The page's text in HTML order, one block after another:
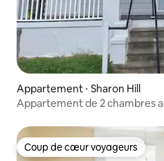
Appartement ⋅ Sharon Hill
Appartement de 2 chambres
Coup de cœur voyageurs
Coup de cœur voyageurs